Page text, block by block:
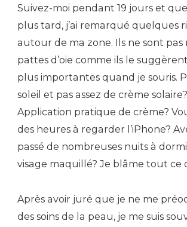
Suivez-moi pendant 19 jours et
plus tard, j’ai remarqué quelques
autour de ma zone. Ils ne sont pas
pattes d’oie comme ils le
plus importantes quand je souris.
soleil et pas assez de crème
Application pratique de crème?
des heures à regarder l’iPhone?
passé de nombreuses nuits à
visage maquillé? Je blâme tout ce
Après avoir juré que je ne me
des soins de la peau, je me suis